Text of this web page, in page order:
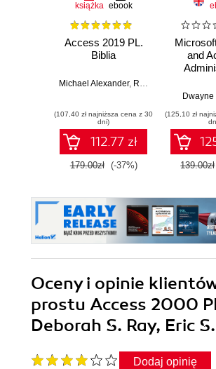
książka ebook
Access 2019 PL.
Biblia
Michael Alexander, Richard Kusleika
(107,40 zł najniższa cena z 30
dni)
112.77 zł
179.00zł (-37%)
and
Azure
identity
strategy,
the SC-
(125,10 zł
139.00zł
Oceny i opinie
prostu Access 2000
Deborah S. Ray, Eric
Dodaj opinię